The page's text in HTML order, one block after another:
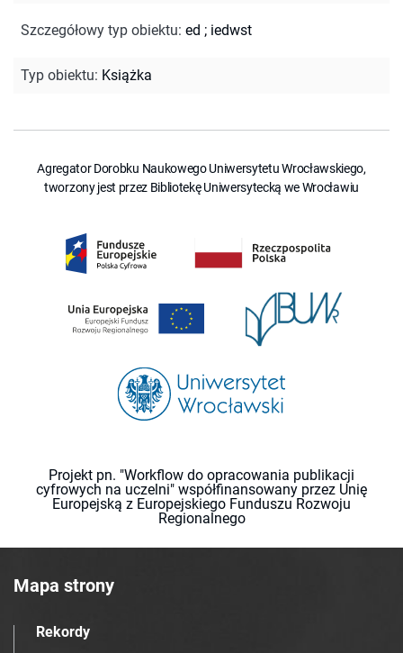
Szczegółowy typ obiektu: ed ; iedwst
Typ obiektu: Książka
Agregator Dorobku Naukowego Uniwersytetu Wrocławskiego,
tworzony jest przez Bibliotekę Uniwersytecką we Wrocławiu
Projekt pn. "Workflow do opracowania publikacji
cyfrowych na uczelni" współfinansowany przez Unię
Europejską z Europejskiego Funduszu Rozwoju
Regionalnego
Mapa strony
Rekordy